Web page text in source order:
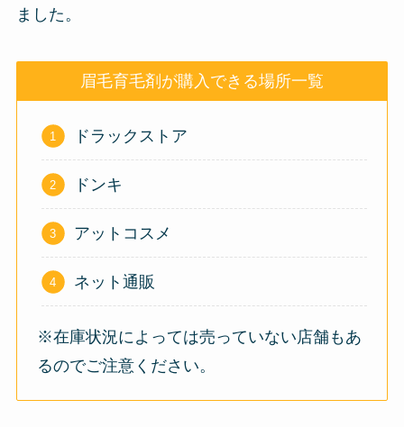
ました。
眉毛育毛剤が購入できる場所一覧
ドラックストア
ドンキ
アットコスメ
ネット通販
※在庫状況によっては売っていない店舗もあ
るのでご注意ください。